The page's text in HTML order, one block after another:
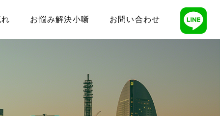
お悩み解決小噺 お問い合わせ